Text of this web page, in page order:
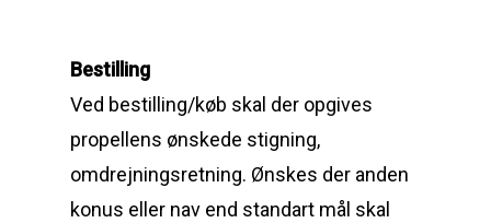
Bestilling
Ved bestilling/køb skal der opgives
propellens ønskede stigning,
omdrejningsretning. Ønskes der anden
konus eller nav end standart mål skal